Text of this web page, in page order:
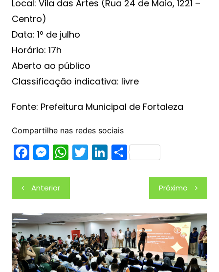
Local: Vila das Artes (Rua 24 de Maio, 1221 –
Centro)
Data: 1º de julho
Horário: 17h
Aberto ao público
Classificação indicativa: livre
Fonte: Prefeitura Municipal de Fortaleza
Compartilhe nas redes sociais
F
c
e
b
o
o
k
M
s
s
e
n
g
er
W
at
s
A
p
p
T Li
dI
n
S
Navegação
de
Post
Anterior Próximo